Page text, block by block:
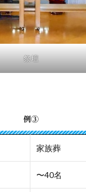
祭壇
例③
家族葬
〜40名